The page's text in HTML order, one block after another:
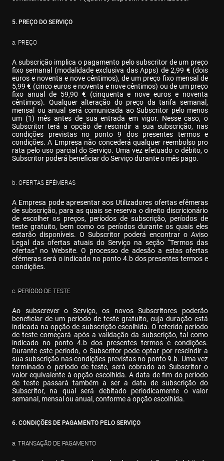
5. PREÇO DO SERVIÇO
a. PREÇO
A subscrição implica o pagamento pelo subscritor de um preço
fixo semanal (modalidade exclusiva das Apps) de 2,99 € (dois
euros e noventa e nove cêntimos), de um preço fixo mensal de
5,99 € (cinco euros e noventa e nove cêntimos) ou de um preço
fixo anual de 59,90 € (cinquenta e nove euros e noventa
cêntimos). Qualquer alteração do preço da tarifa semanal,
mensal ou anual será comunicada ao Subscritor pelo menos
um (1) mês antes de sua entrada em vigor. Nesse caso, o
Subscritor terá a opção de rescindir a sua subscrição, nas
condições previstas no ponto 9 dos presentes termos e
condições. A Empresa não concederá qualquer reembolso pro
rata pelo uso parcial do Serviço. Uma vez efetuado o débito, o
Subscritor poderá beneficiar do Serviço durante o mês pago.
b. OFERTAS EFÊMERAS
A Empresa pode apresentar aos Utilizadores ofertas efêmeras
de subscrição, para as quais se reserva o direito discricionário
de escolher os preços, períodos de subscrição, períodos de
teste gratuito, bem como os períodos durante os quais eles
estarão disponíveis. O Subscritor poderá encontrar o Aviso
Legal das ofertas atuais do Serviço na seção “Termos das
ofertas” no Website. O processo de adesão a estas ofertas
efémeras será o indicado no ponto 4.b dos presentes termos e
condições.
c. PERÍODO DE TESTE
Ao subscrever o Serviço, os novos Subscritores poderão
beneficiar de um período de teste gratuito, cuja duração está
indicada na opção de subscrição escolhida. O referido período
de teste começará após a validação da subscrição, tal como
indicado no ponto 4.b dos presentes termos e condições.
Durante este período, o Subscritor pode optar por rescindir a
sua subscrição nas condições previstas no ponto 9.b. Uma vez
terminado o período de teste, será cobrado ao Subscritor o
valor equivalente à opção escolhida. A data de fim do período
de teste passará também a ser a data de subscrição do
Subscritor, na qual será debitado periodicamente o valor
semanal, mensal ou anual, conforme a opção escolhida.
6. CONDIÇÕES DE PAGAMENTO PELO SERVIÇO
a. TRANSAÇÃO DE PAGAMENTO